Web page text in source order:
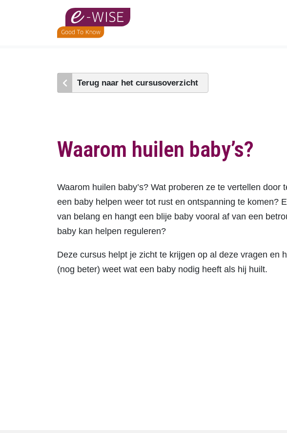
Terug naar het cursusoverzicht
Waarom huilen baby’s?
Waarom huilen baby’s? Wat proberen ze te vertellen
een baby helpen weer tot rust en ontspanning te komen?
van belang en hangt een blije baby vooral af van een
baby kan helpen reguleren?
Deze cursus helpt je zicht te krijgen op al deze vragen en
(nog beter) weet wat een baby nodig heeft als hij huilt.